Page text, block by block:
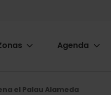
Agenda
el Palau Alameda